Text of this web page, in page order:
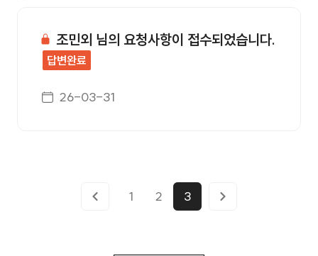
조민외 님의 요청사항이 접수되었습니다.
답변완료
게시일자
26-03-31
1 2 3